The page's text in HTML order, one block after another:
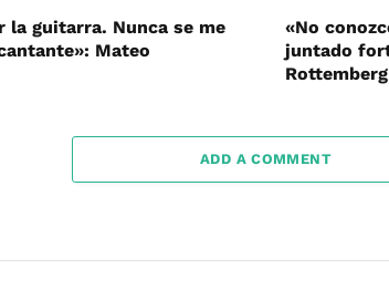
la guitarra. Nunca se me
Mateo
«No
juntado
Rottemberg
ADD A COMMENT